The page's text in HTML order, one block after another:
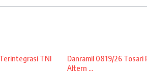
TNI
Danramil 0819/26 Tosari
Altern ...